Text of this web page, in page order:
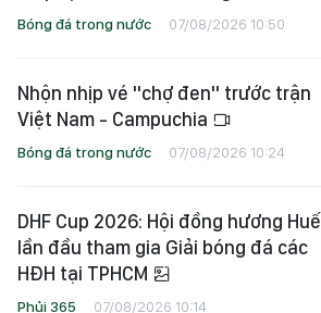
Bóng đá trong nước 07/08/2026 10:50
Nhộn nhịp vé "chợ đen" trước trận
Việt Nam - Campuchia
Bóng đá trong nước 07/08/2026 10:24
DHF Cup 2026: Hội đồng hương Huế
lần đầu tham gia Giải bóng đá các
HĐH tại TPHCM
Phủi 365 07/08/2026 10:14